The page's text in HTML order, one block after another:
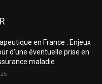
en France : Enjeux
d’une éventuelle prise en
maladie